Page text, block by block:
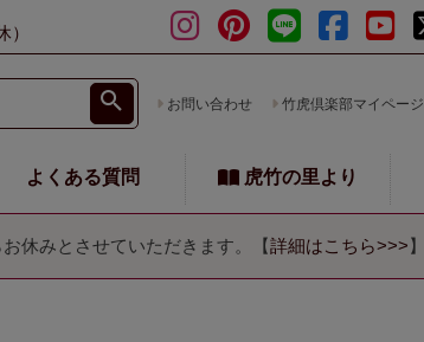
お問い合わせ 竹虎倶楽部マイページ
よくある質問 虎竹の里より
休みとさせていただきます。【詳細はこちら>>>】